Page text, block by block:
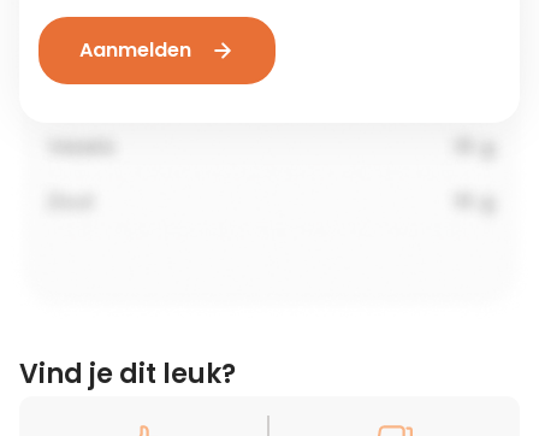
Aanmelden
Vind je dit leuk?